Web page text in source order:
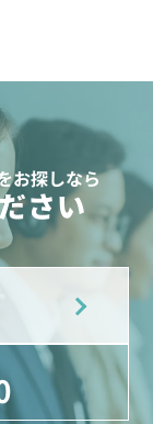
お探しなら
さい